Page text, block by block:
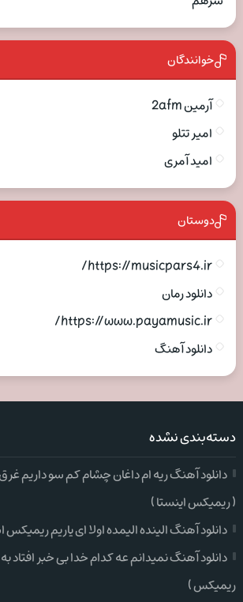
خوانندگان
آرمین 2afm
امیر تتلو
امید آمری
دوستان
https://musicpars4.ir/
دانلود رمان
https://www.payamusic.ir/
دانلود آهنگ
دسته‌بندی نشده
دانلود آهنگ ریه ام داغان چشام کم سو داریم
( ریمیکس اینستا )
دانلود آهنگ الینده الیمده اولا ای یاریم
دانلود آهنگ نمیدانم عه کدام خدا بی خبر افتاد به
ریمیکس )